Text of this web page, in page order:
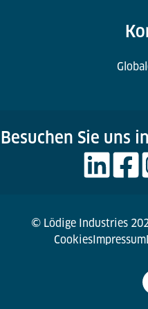
Besuchen Sie uns
© Lödige Industries
CookiesImpressum